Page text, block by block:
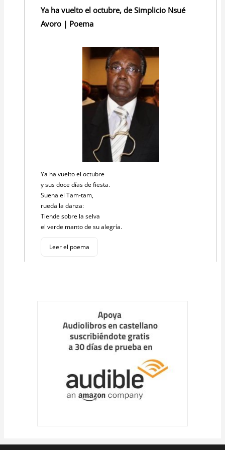
Ya ha vuelto el octubre, de Simplicio Nsué
Avoro | Poema
Ya ha vuelto el octubre
y sus doce días de fiesta.
Suena el Tam-tam,
rueda la danza:
Tiende sobre la selva
el verde manto de su alegría.
Leer el poema